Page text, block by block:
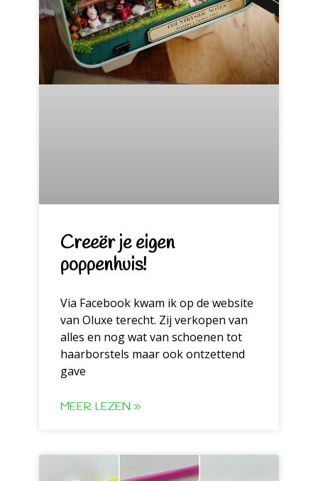
Creeër je eigen
poppenhuis!
Via Facebook kwam ik op de website
van Oluxe terecht. Zij verkopen van
alles en nog wat van schoenen tot
haarborstels maar ook ontzettend
gave
MEER LEZEN »